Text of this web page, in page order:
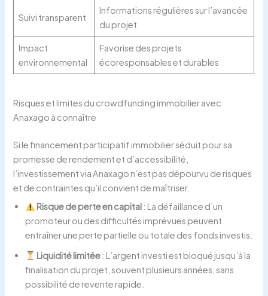
Suivi transparent
Informations régulières sur l’avancée
du projet
Impact
environnemental
Favorise des projets
écoresponsables et durables
Risques et limites du crowdfunding immobilier avec
Anaxago à connaître
Si le financement participatif immobilier séduit pour sa
promesse de rendement et d’accessibilité,
l’investissement via Anaxago n’est pas dépourvu de risques
et de contraintes qu’il convient de maîtriser.
Risque de perte en capital : La défaillance d’un
promoteur ou des difficultés imprévues peuvent
entraîner une perte partielle ou totale des fonds investis.
Liquidité limitée : L’argent investi est bloqué jusqu’à la
finalisation du projet, souvent plusieurs années, sans
possibilité de revente rapide.